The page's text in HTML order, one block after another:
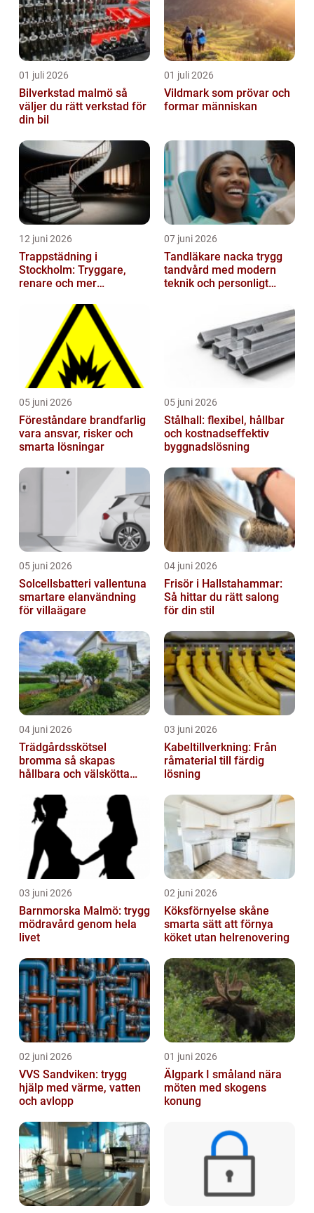
01 juli 2026
Bilverkstad malmö så
väljer du rätt verkstad för
din bil
01 juli 2026
Vildmark som prövar och
formar människan
12 juni 2026
Trappstädning i
Stockholm: Tryggare,
renare och mer
07 juni 2026
Tandläkare nacka trygg
tandvård med modern
teknik och personligt
05 juni 2026
Föreståndare brandfarlig
vara ansvar, risker och
smarta lösningar
05 juni 2026
Stålhall: flexibel, hållbar
och kostnadseffektiv
byggnadslösning
05 juni 2026
Solcellsbatteri vallentuna
smartare elanvändning
för villaägare
04 juni 2026
Frisör i Hallstahammar:
Så hittar du rätt salong
för din stil
04 juni 2026
Trädgårdsskötsel
bromma så skapas
hållbara och välskötta
03 juni 2026
Kabeltillverkning: Från
råmaterial till färdig
lösning
03 juni 2026
Barnmorska Malmö: trygg
mödravård genom hela
livet
02 juni 2026
Köksförnyelse skåne
smarta sätt att förnya
köket utan helrenovering
02 juni 2026
VVS Sandviken: trygg
hjälp med värme, vatten
och avlopp
01 juni 2026
Älgpark I småland nära
möten med skogens
konung